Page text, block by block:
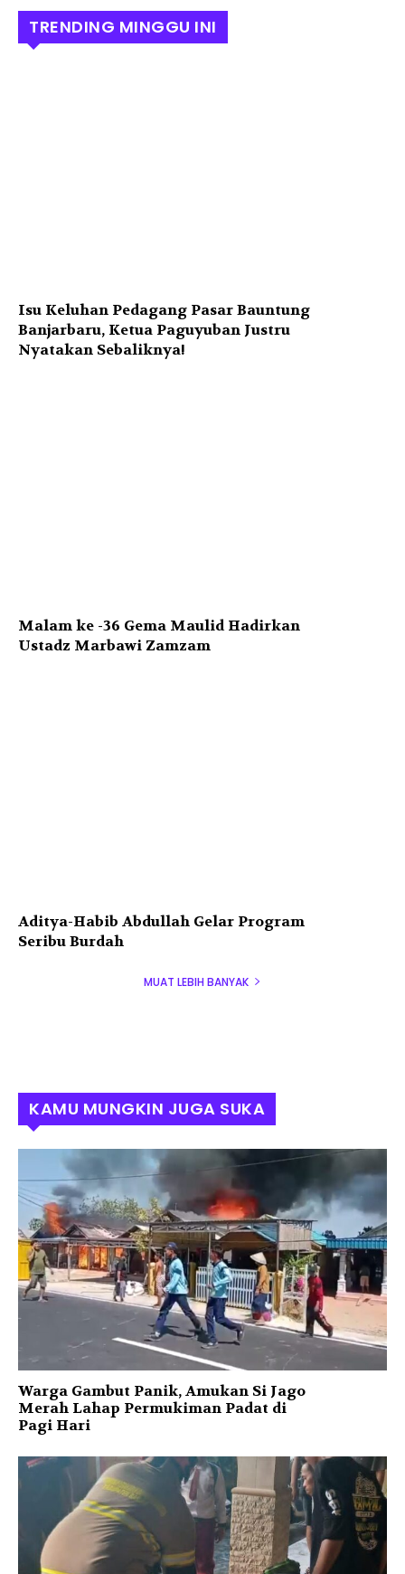
TRENDING MINGGU INI
Isu Keluhan Pedagang Pasar Bauntung
Banjarbaru, Ketua Paguyuban Justru
Nyatakan Sebaliknya!
Malam ke -36 Gema Maulid Hadirkan
Ustadz Marbawi Zamzam
Aditya-Habib Abdullah Gelar Program
Seribu Burdah
MUAT LEBIH BANYAK
KAMU MUNGKIN JUGA SUKA
Warga Gambut Panik, Amukan Si Jago
Merah Lahap Permukiman Padat di
Pagi Hari